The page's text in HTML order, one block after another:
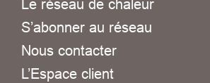
Le réseau de chaleur
S’abonner au réseau
Nous contacter
L’Espace client